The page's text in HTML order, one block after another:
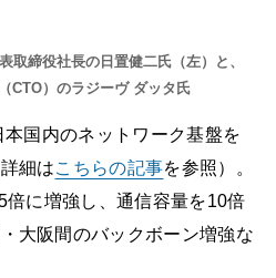
取締役社長の日置健二氏（左）と、
CTO）のラジーヴ ダッタ氏
国内のネットワーク基盤を
細はこちらの記事を参照）。
に増強し、通信容量を10倍
大阪間のバックボーン増強な